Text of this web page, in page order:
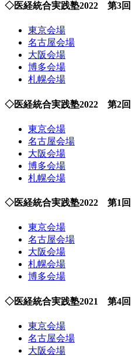
◇医経統合実践塾2022 第3回
東京会場
名古屋会場
大阪会場
博多会場
札幌会場
◇医経統合実践塾2022 第2回
東京会場
名古屋会場
大阪会場
博多会場
札幌会場
◇医経統合実践塾2022 第1回
東京会場
名古屋会場
大阪会場
札幌会場
博多会場
◇医経統合実践塾2021 第4回
東京会場
名古屋会場
大阪会場